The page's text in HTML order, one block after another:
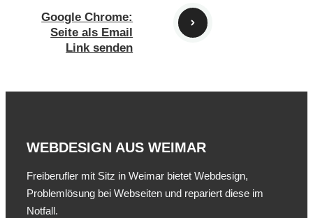
Google Chrome:
Seite als Email
Link senden
WEBDESIGN AUS WEIMAR
Freiberufler mit Sitz in Weimar bietet Webdesign,
Problemlösung bei Webseiten und repariert diese im
Notfall.